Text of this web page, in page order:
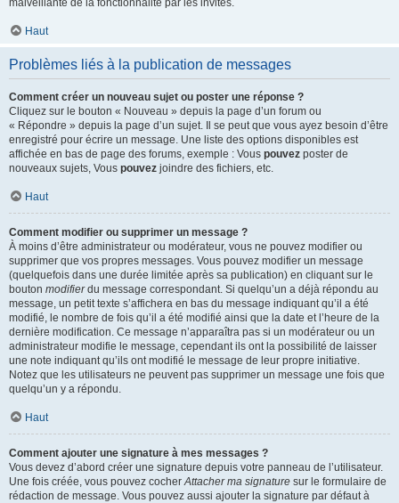
malveillante de la fonctionnalité par les invités.
Haut
Problèmes liés à la publication de messages
Comment créer un nouveau sujet ou poster une réponse ?
Cliquez sur le bouton « Nouveau » depuis la page d’un forum ou
« Répondre » depuis la page d’un sujet. Il se peut que vous ayez besoin d’être
enregistré pour écrire un message. Une liste des options disponibles est
affichée en bas de page des forums, exemple : Vous pouvez poster de
nouveaux sujets, Vous pouvez joindre des fichiers, etc.
Haut
Comment modifier ou supprimer un message ?
À moins d’être administrateur ou modérateur, vous ne pouvez modifier ou
supprimer que vos propres messages. Vous pouvez modifier un message
(quelquefois dans une durée limitée après sa publication) en cliquant sur le
bouton modifierdu message correspondant. Si quelqu’un a déjà répondu au
message, un petit texte s’affichera en bas du message indiquant qu’il a été
modifié, le nombre de fois qu’il a été modifié ainsi que la date et l’heure de la
dernière modification. Ce message n’apparaîtra pas si un modérateur ou un
administrateur modifie le message, cependant ils ont la possibilité de laisser
une note indiquant qu’ils ont modifié le message de leur propre initiative.
Notez que les utilisateurs ne peuvent pas supprimer un message une fois que
quelqu’un y a répondu.
Haut
Comment ajouter une signature à mes messages ?
Vous devez d’abord créer une signature depuis votre panneau de l’utilisateur.
Une fois créée, vous pouvez cocherAttacher ma signature sur le formulaire de
rédaction de message. Vous pouvez aussi ajouter la signature par défaut à